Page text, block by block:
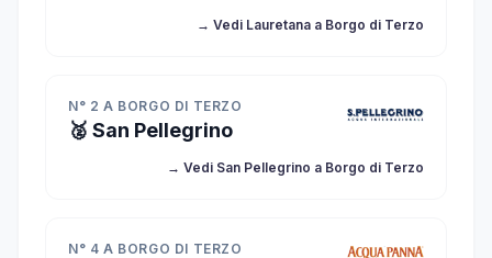
→ Vedi Lauretana a Borgo di Terzo
N° 2 A BORGO DI TERZO
🥈 San Pellegrino
→ Vedi San Pellegrino a Borgo di Terzo
N° 4 A BORGO DI TERZO